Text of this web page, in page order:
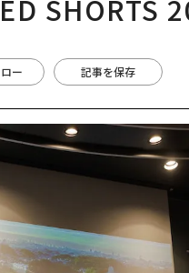
SHORTS
ー 記事を保存